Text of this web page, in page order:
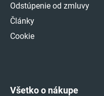
Odstúpenie od zmluvy
Články
Cookie
Všetko o nákupe